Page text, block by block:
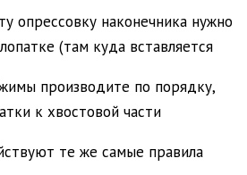
опрессовку наконечника нужно
(там куда вставляется
производите по порядку,
к хвостовой части
те же самые правила